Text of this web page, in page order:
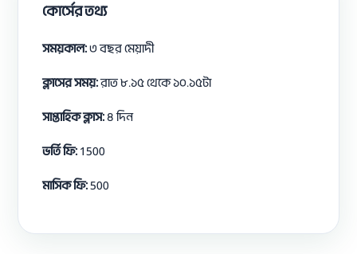
কোর্সের তথ্য
সময়কাল:৩ বছর মেয়াদী
ক্লাসের সময়:রাত ৮.১৫ থেকে ১০.১৫টা
সাপ্তাহিক ক্লাস:৪ দিন
ভর্তি ফি:1500
মাসিক ফি:500